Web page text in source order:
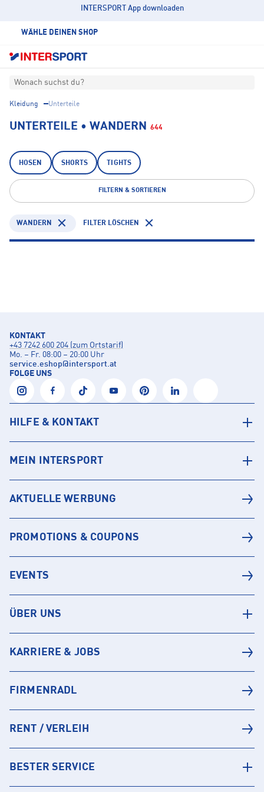
INTERSPORT App downloaden
WÄHLE DEINEN SHOP
Wonach suchst du?
Kleidung Unterteile
UNTERTEILE • WANDERN 644
HOSEN SHORTS TIGHTS
FILTERN & SORTIEREN
WANDERN FILTER LÖSCHEN
KONTAKT
+43 7242 600 204 (zum Ortstarif)
Mo. – Fr. 08:00 – 20:00 Uhr
service.eshop@intersport.at
FOLGE UNS
HILFE & KONTAKT
MEIN INTERSPORT
AKTUELLE WERBUNG
PROMOTIONS & COUPONS
EVENTS
ÜBER UNS
KARRIERE & JOBS
FIRMENRADL
RENT / VERLEIH
BESTER SERVICE